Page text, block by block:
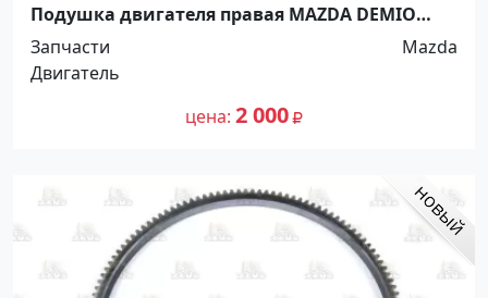
Подушка двигателя правая MAZDA DEMIO
1996-2002г Краснодар
Запчасти
Mazda
Двигатель
цена 2 000